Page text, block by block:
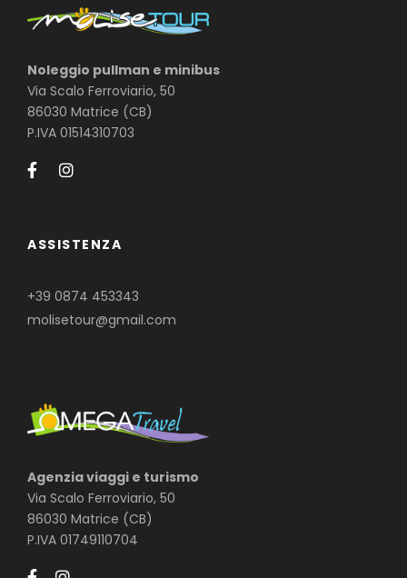
Noleggio pullman e minibus
Via Scalo Ferroviario, 50
86030 Matrice (CB)
P.IVA 01514310703
ASSISTENZA
+39 0874 453343
molisetour@gmail.com
Agenzia viaggi e turismo
Via Scalo Ferroviario, 50
86030 Matrice (CB)
P.IVA 01749110704